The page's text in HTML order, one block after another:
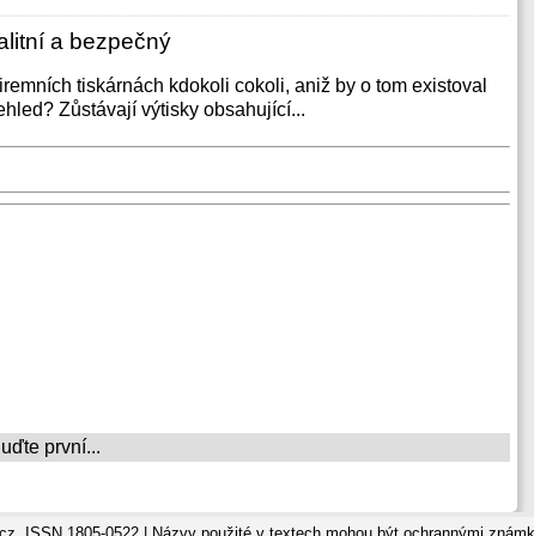
a bezpečný
tiskárnách kdokoli cokoli, aniž by o tom existoval
Zůstávají výtisky obsahující...
první...